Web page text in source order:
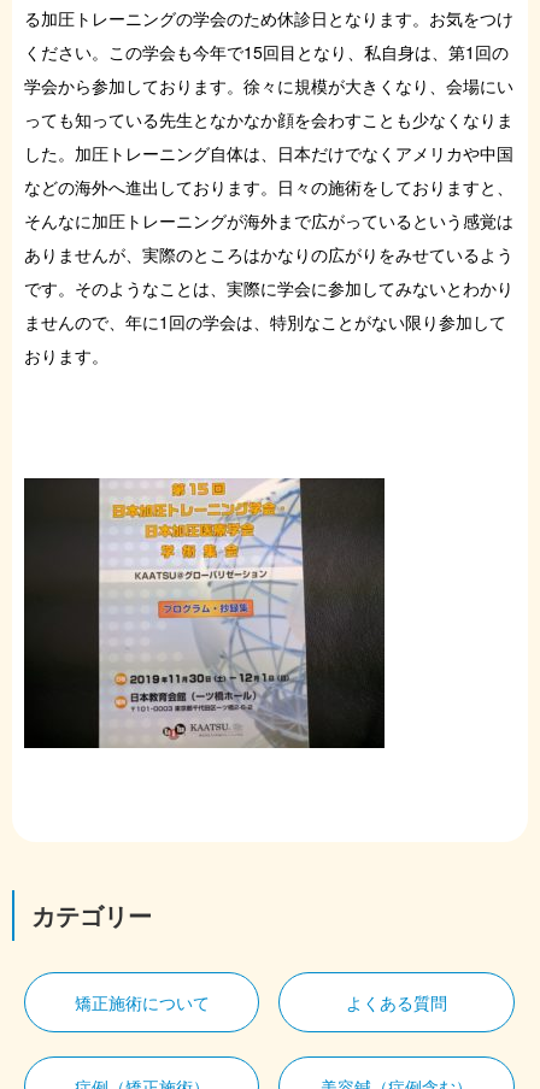
る加圧トレーニングの学会のため休診日となります。お気をつけ
ください。この学会も今年で15回目となり、私自身は、第1回の
学会から参加しております。徐々に規模が大きくなり、会場にい
っても知っている先生となかなか顔を会わすことも少なくなりま
した。加圧トレーニング自体は、日本だけでなくアメリカや中国
などの海外へ進出しております。日々の施術をしておりますと、
そんなに加圧トレーニングが海外まで広がっているという感覚は
ありませんが、実際のところはかなりの広がりをみせているよう
です。そのようなことは、実際に学会に参加してみないとわかり
ませんので、年に1回の学会は、特別なことがない限り参加して
おります。
カテゴリー
矯正施術について よくある質問